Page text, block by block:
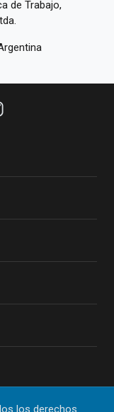
de Trabajo,
los derechos